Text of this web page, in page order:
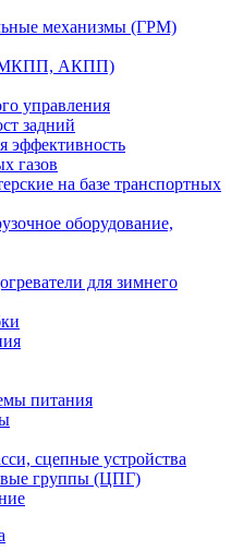
механизмы (ГРМ)
(МКПП, АКПП)
управления
задний
эффективность
газов
на базе транспортных
оборудование,
для зимнего
питания
сцепные устройства
группы (ЦПГ)